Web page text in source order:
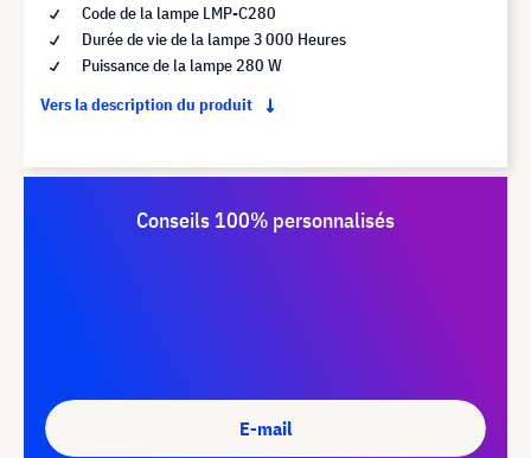
Code de la lampe LMP-C280
Durée de vie de la lampe 3 000 Heures
Puissance de la lampe 280 W
Vers la description du produit
Conseils 100% personnalisés
E-mail